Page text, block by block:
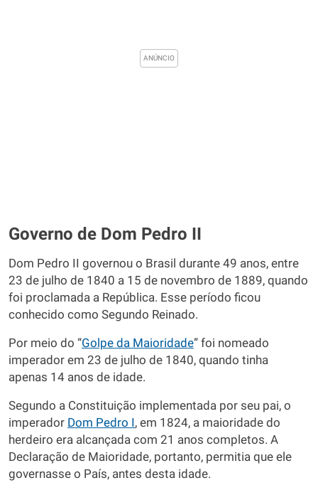
Governo de Dom Pedro II
Dom Pedro II governou o Brasil durante 49 anos, entre
23 de julho de 1840 a 15 de novembro de 1889, quando
foi proclamada a República. Esse período ficou
conhecido como Segundo Reinado.
Por meio do “Golpe da Maioridade” foi nomeado
imperador em 23 de julho de 1840, quando tinha
apenas 14 anos de idade.
Segundo a Constituição implementada por seu pai, o
imperador Dom Pedro I, em 1824, a maioridade do
herdeiro era alcançada com 21 anos completos. A
Declaração de Maioridade, portanto, permitia que ele
governasse o País, antes desta idade.